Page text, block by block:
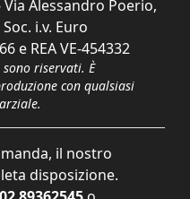
Alessandro Poerio,
i.v. Euro
e REA VE-454332
riservati. È
con qualsiasi
il nostro
disposizione.